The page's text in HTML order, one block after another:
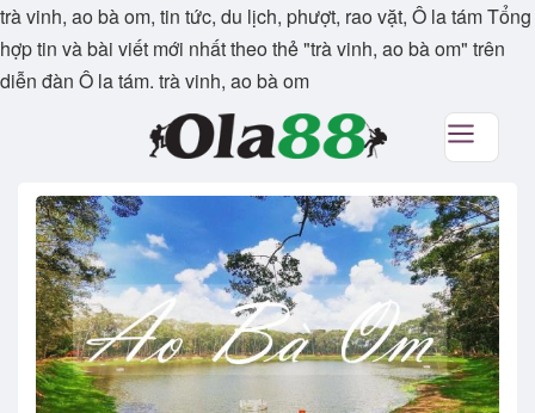
trà vinh, ao bà om, tin tức, du lịch, phượt, rao vặt, Ô la tám Tổng
hợp tin và bài viết mới nhất theo thẻ "trà vinh, ao bà om" trên
diễn đàn Ô la tám. trà vinh, ao bà om